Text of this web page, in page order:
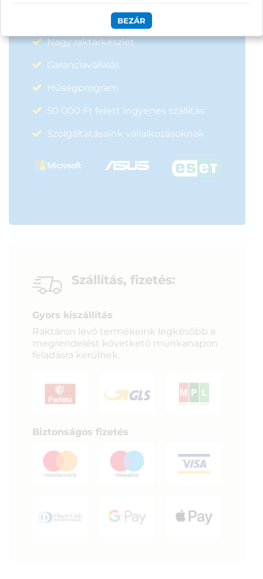
Nagy raktárkészlet
Garanciavállalás
Hűségprogram
50 000 Ft felett ingyenes szállítás
Szolgáltatásaink vállalkozásoknak
Szállítás, fizetés:
Gyors kiszállítás
Raktáron lévő termékeink legkésőbb a
megrendelést követkető munkanapon
feladásra kerülnek.
Biztonságos fizetés
BEZÁR